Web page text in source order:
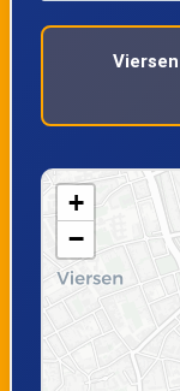
Viersen
+
−